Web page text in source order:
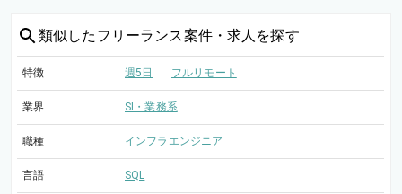
類似した フリーランス案件・求人を探す
特徴 週5日 フルリモート
業界 SI・業務系
職種 インフラエンジニア
言語 SQL